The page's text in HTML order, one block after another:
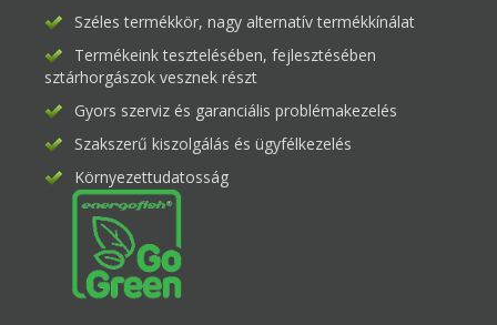
Széles termékkör, nagy alternatív termékkínálat
Termékeink tesztelésében, fejlesztésében
sztárhorgászok vesznek részt
Gyors szerviz és garanciális problémakezelés
Szakszerű kiszolgálás és ügyfélkezelés
Környezettudatosság